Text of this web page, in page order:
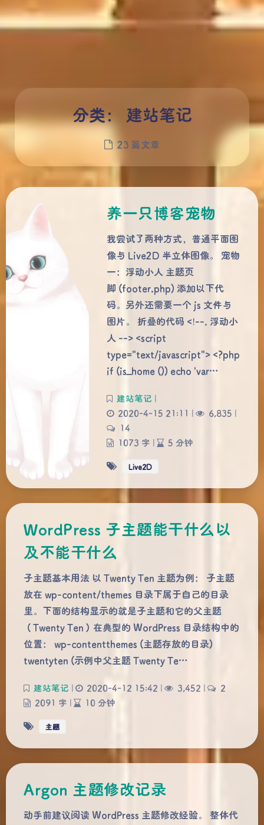
分类： 建站笔记
23 篇文章
养一只博客宠物
我尝试了两种方式，普通平面图
像与 Live2D 半立体图像。 宠物
一：浮动小人 主题页
脚 (footer.php) 添加以下代
码。另外还需要一个 js 文件与
图片。 折叠的代码 <!--. 浮动小
人 --> <script
type="text/javascript"> <?php
if (is_home ()) echo 'var…
建站笔记 |
2020-4-15 21:11 | 6,835 |
14
1073 字 | 5 分钟
Live2D
WordPress 子主题能干什么以
及不能干什么
子主题基本用法 以 Twenty Ten 主题为例： 子主题
放在 wp-content/themes 目录下属于自己的目录
里。下面的结构显示的就是子主题和它的父主题
（Twenty Ten）在典型的 WordPress 目录结构中的
位置： wp-contentthemes (主题存放的目录)
twentyten (示例中父主题 Twenty Te…
建站笔记 | 2020-4-12 15:42 | 3,452 |
2
2091 字 | 10 分钟
主题
Argon 主题修改记录
动手前建议阅读 WordPress 主题修改经验。 整体代